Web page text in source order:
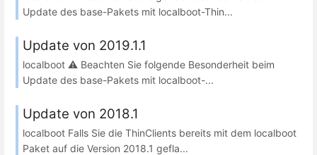
Update des base-Pakets mit localboot-Thin...
Update von 2019.1.1
localboot ⚠️ Beachten Sie folgende Besonderheit beim
Update des base-Pakets mit localboot-...
Update von 2018.1
localboot Falls Sie die ThinClients bereits mit dem localboot
Paket auf die Version 2018.1 gefla...